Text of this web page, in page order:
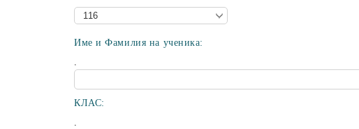
Име и Фамилия на ученика:
.
КЛАС:
.